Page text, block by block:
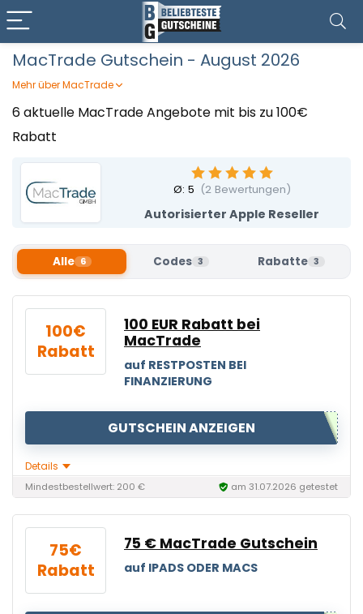
MacTrade Gutschein - August 2026
Mehr über MacTrade
MacTrade ist euer Spezialist für Apple-Produkte – vom
MacBook über iPad und iPhone bis zu Zubehör und
Restposten. Der Shop überzeugt durch Fachberatung, 0 %
enge Partnerschaft mit Apple. Mit einem MacTrade
Gutschein von Beliebteste Gutscheine könnt ihr euch
hochwertige Apple-Geräte mit cleverer Ersparnis sichern.
6 aktuelle MacTrade Angebote mit bis zu 100€
Rabatt
Autorisierter Apple Reseller
Ø: 5 (2Bewertungen)
Alle 6 Codes 3 Rabatte 3
100€
Rabatt
100 EUR Rabatt bei
MacTrade
auf RESTPOSTEN BEI
FINANZIERUNG
GUTSCHEIN ANZEIGEN
Details
Mindestbestellwert: 200 € am 31.07.2026 getestet
75€
Rabatt
75 € MacTrade Gutschein
auf IPADS ODER MACS